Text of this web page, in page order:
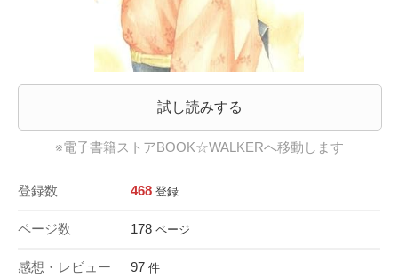
試し読みする
※電子書籍ストアBOOK☆WALKERへ移動します
登録数 468 登録
ページ数 178 ページ
感想・レビュー 97 件